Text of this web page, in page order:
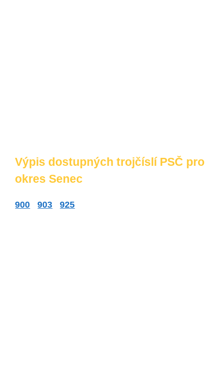
Výpis dostupných trojčíslí PSČ pro
okres Senec
900 903 925